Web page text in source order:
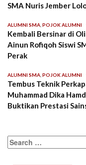
SMA Nuris Jember
ALUMNI SMA POJOK ALUMNI
Kembali Bersinar di
Ainun Rofiqoh Siswi
Perak
ALUMNI SMA POJOK ALUMNI
Tembus Teknik
Muhammad Dika
Buktikan Prestasi
Search
for: